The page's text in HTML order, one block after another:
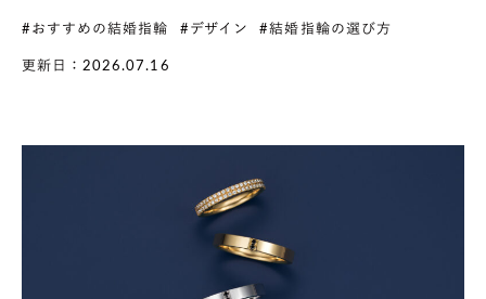
#おすすめの結婚指輪 #デザイン #結婚指輪の選び方
更新日：2026.07.16